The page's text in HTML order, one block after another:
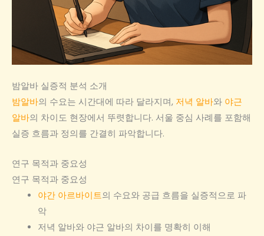
밤알바 실증적 분석 소개
밤알바의 수요는 시간대에 따라 달라지며, 저녁 알바와 야근
알바의 차이도 현장에서 뚜렷합니다. 서울 중심 사례를 포함해
실증 흐름과 정의를 간결히 파악합니다.
연구 목적과 중요성
연구 목적과 중요성
야간 아르바이트의 수요와 공급 흐름을 실증적으로 파
악
저녁 알바와 야근 알바의 차이를 명확히 이해